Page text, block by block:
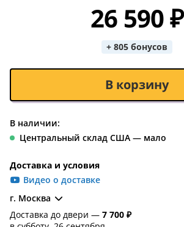
26 590 ₽
+ 805 бонусов
В корзину
В наличии:
Центральный склад США — мало
Доставка и условия
Видео о доставке
г. Москва
Доставка до двери — 7 700 ₽